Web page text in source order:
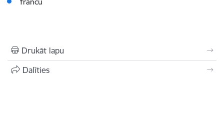
Drukāt lapu
Dalīties